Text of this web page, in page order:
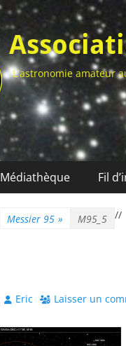
L'astronomie amateur
Médiathèque Fil
//
Messier 95 » M95_5
Author
Eric Laisser un